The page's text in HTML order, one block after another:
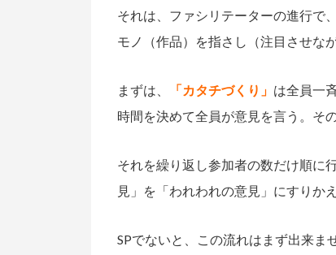
それは、ファシリテーターの進行で
モノ（作品）を指さし（注目させな
まずは、 「カタチづくり」 は全員一
時間を決めて全員が意見を言う。そ
それを繰り返し参加者の数だけ順に
見」を「われわれの意見」にすりか
SPでないと、この流れはまず出来ま